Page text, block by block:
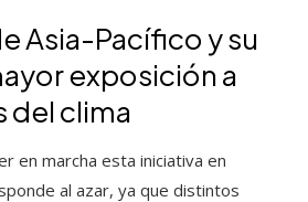
Asia-Pacífico y su
exposición a
del clima
en marcha esta iniciativa en
al azar, ya que distintos